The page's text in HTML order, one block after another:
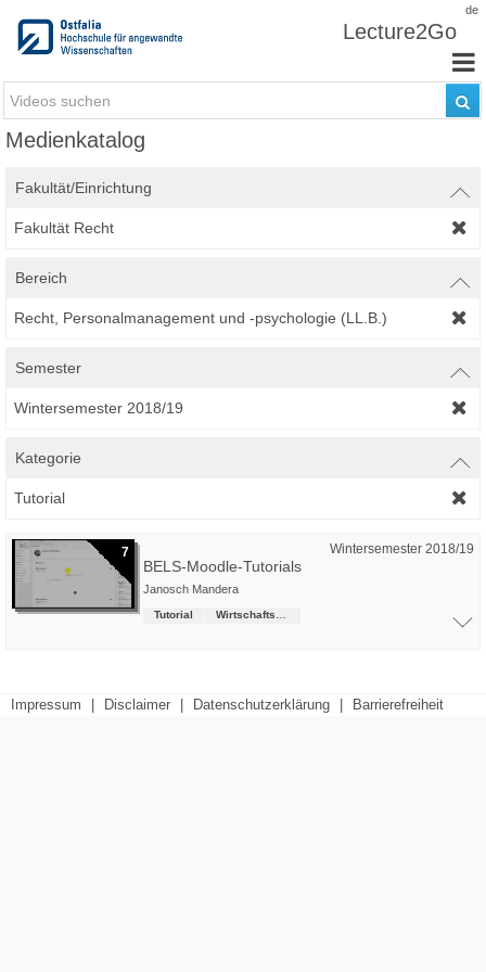
de
Lecture2Go
Medienkatalog
Fakultät/Einrichtung
Fakultät Recht
Bereich
Recht, Personalmanagement und -psychologie (LL.B.)
Semester
Wintersemester 2018/19
Kategorie
Tutorial
7 Wintersemester 2018/19
BELS-Moodle-Tutorials
Janosch Mandera
Tutorial
Impressum Disclaimer Datenschutzerklärung Barrierefreiheit